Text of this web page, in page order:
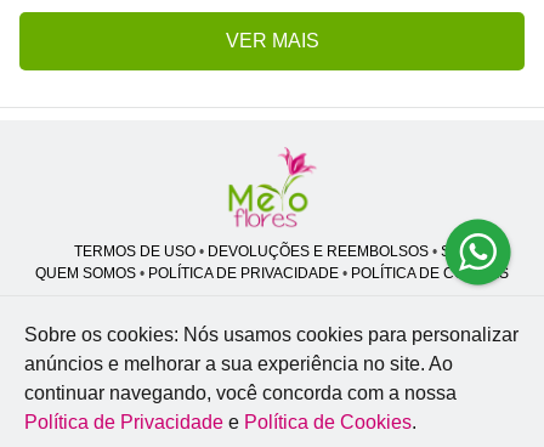
VER MAIS
TERMOS DE USO• DEVOLUÇÕES E REEMBOLSOS• SAC
QUEM SOMOS • POLÍTICA DE PRIVACIDADE • POLÍTICA DE COOKIES
Melo Flores | CNPJ: 27.662.413/0001-98
Professor José Lourenço - Travessa cinco, 27 - Vila Zat - São Paulo - SP -
02.977-020
Sobre os cookies: Nós usamos cookies para personalizar
anúncios e melhorar a sua experiência no site. Ao
continuar navegando, você concorda com a nossa
Política de Privacidade e Política de Cookies.